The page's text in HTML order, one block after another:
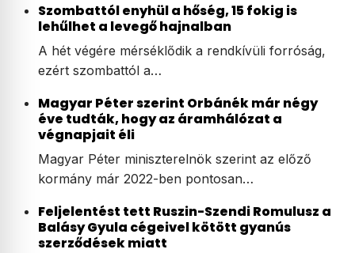
Szombattól enyhül a hőség, 15 fokig is
lehűlhet a levegő hajnalban
A hét végére mérséklődik a rendkívüli forróság,
ezért szombattól a…
Magyar Péter szerint Orbánék már négy
éve tudták, hogy az áramhálózat a
végnapjait éli
Magyar Péter miniszterelnök szerint az előző
kormány már 2022-ben pontosan…
Feljelentést tett Ruszin-Szendi Romulusz a
Balásy Gyula cégeivel kötött gyanús
szerződések miatt